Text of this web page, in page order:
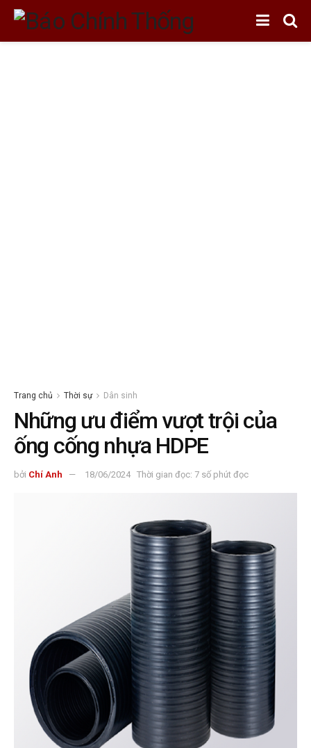
Trang chủ Thời sự Dân sinh
Những ưu điểm vượt trội của
ống cống nhựa HDPE
bởi Chí Anh 18/06/2024 Thời gian đọc: 7 số phút đọc